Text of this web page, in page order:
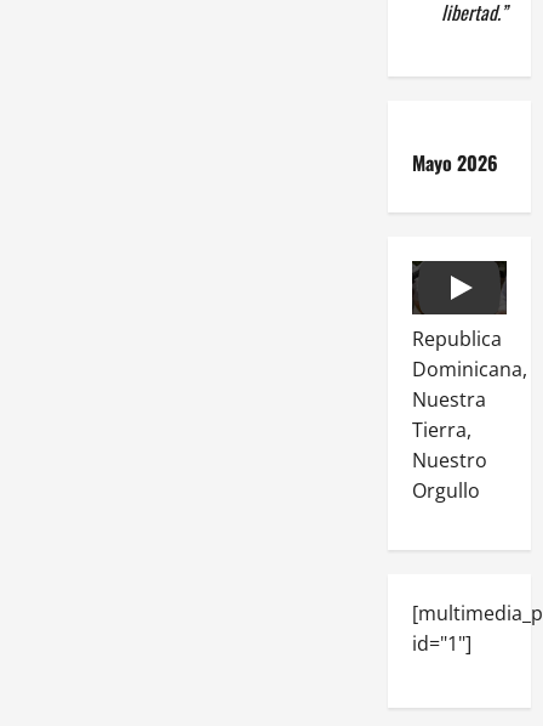
libertad.”
Mayo 2026
Play
Republica
Dominicana,
Nuestra
Tierra,
Nuestro
Orgullo
id="1"]